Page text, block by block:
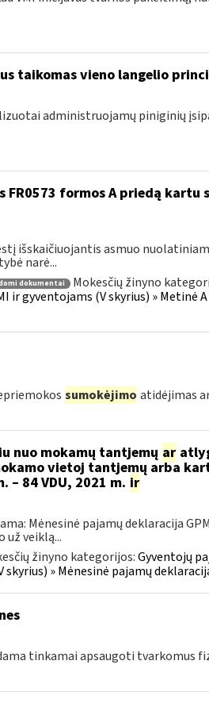
taikomas vieno langelio
administruojamų piniginių
formos A priedą kartu
išskaičiuojantis asmuo
narė...
dokumentai Mokesčių žinyno
gyventojams (V skyrius) » Metinė
sumokėjimo atidėjimas
nuo mokamų tantjemų ar
vietoj tantjemų arba
– 84 VDU, 2021 m. ir
Mėnesinė pajamų deklaracija
veiklą...
žinyno kategorijos:Gyventojų
» Mėnesinė pajamų
tinkamai apsaugoti tvarkomus